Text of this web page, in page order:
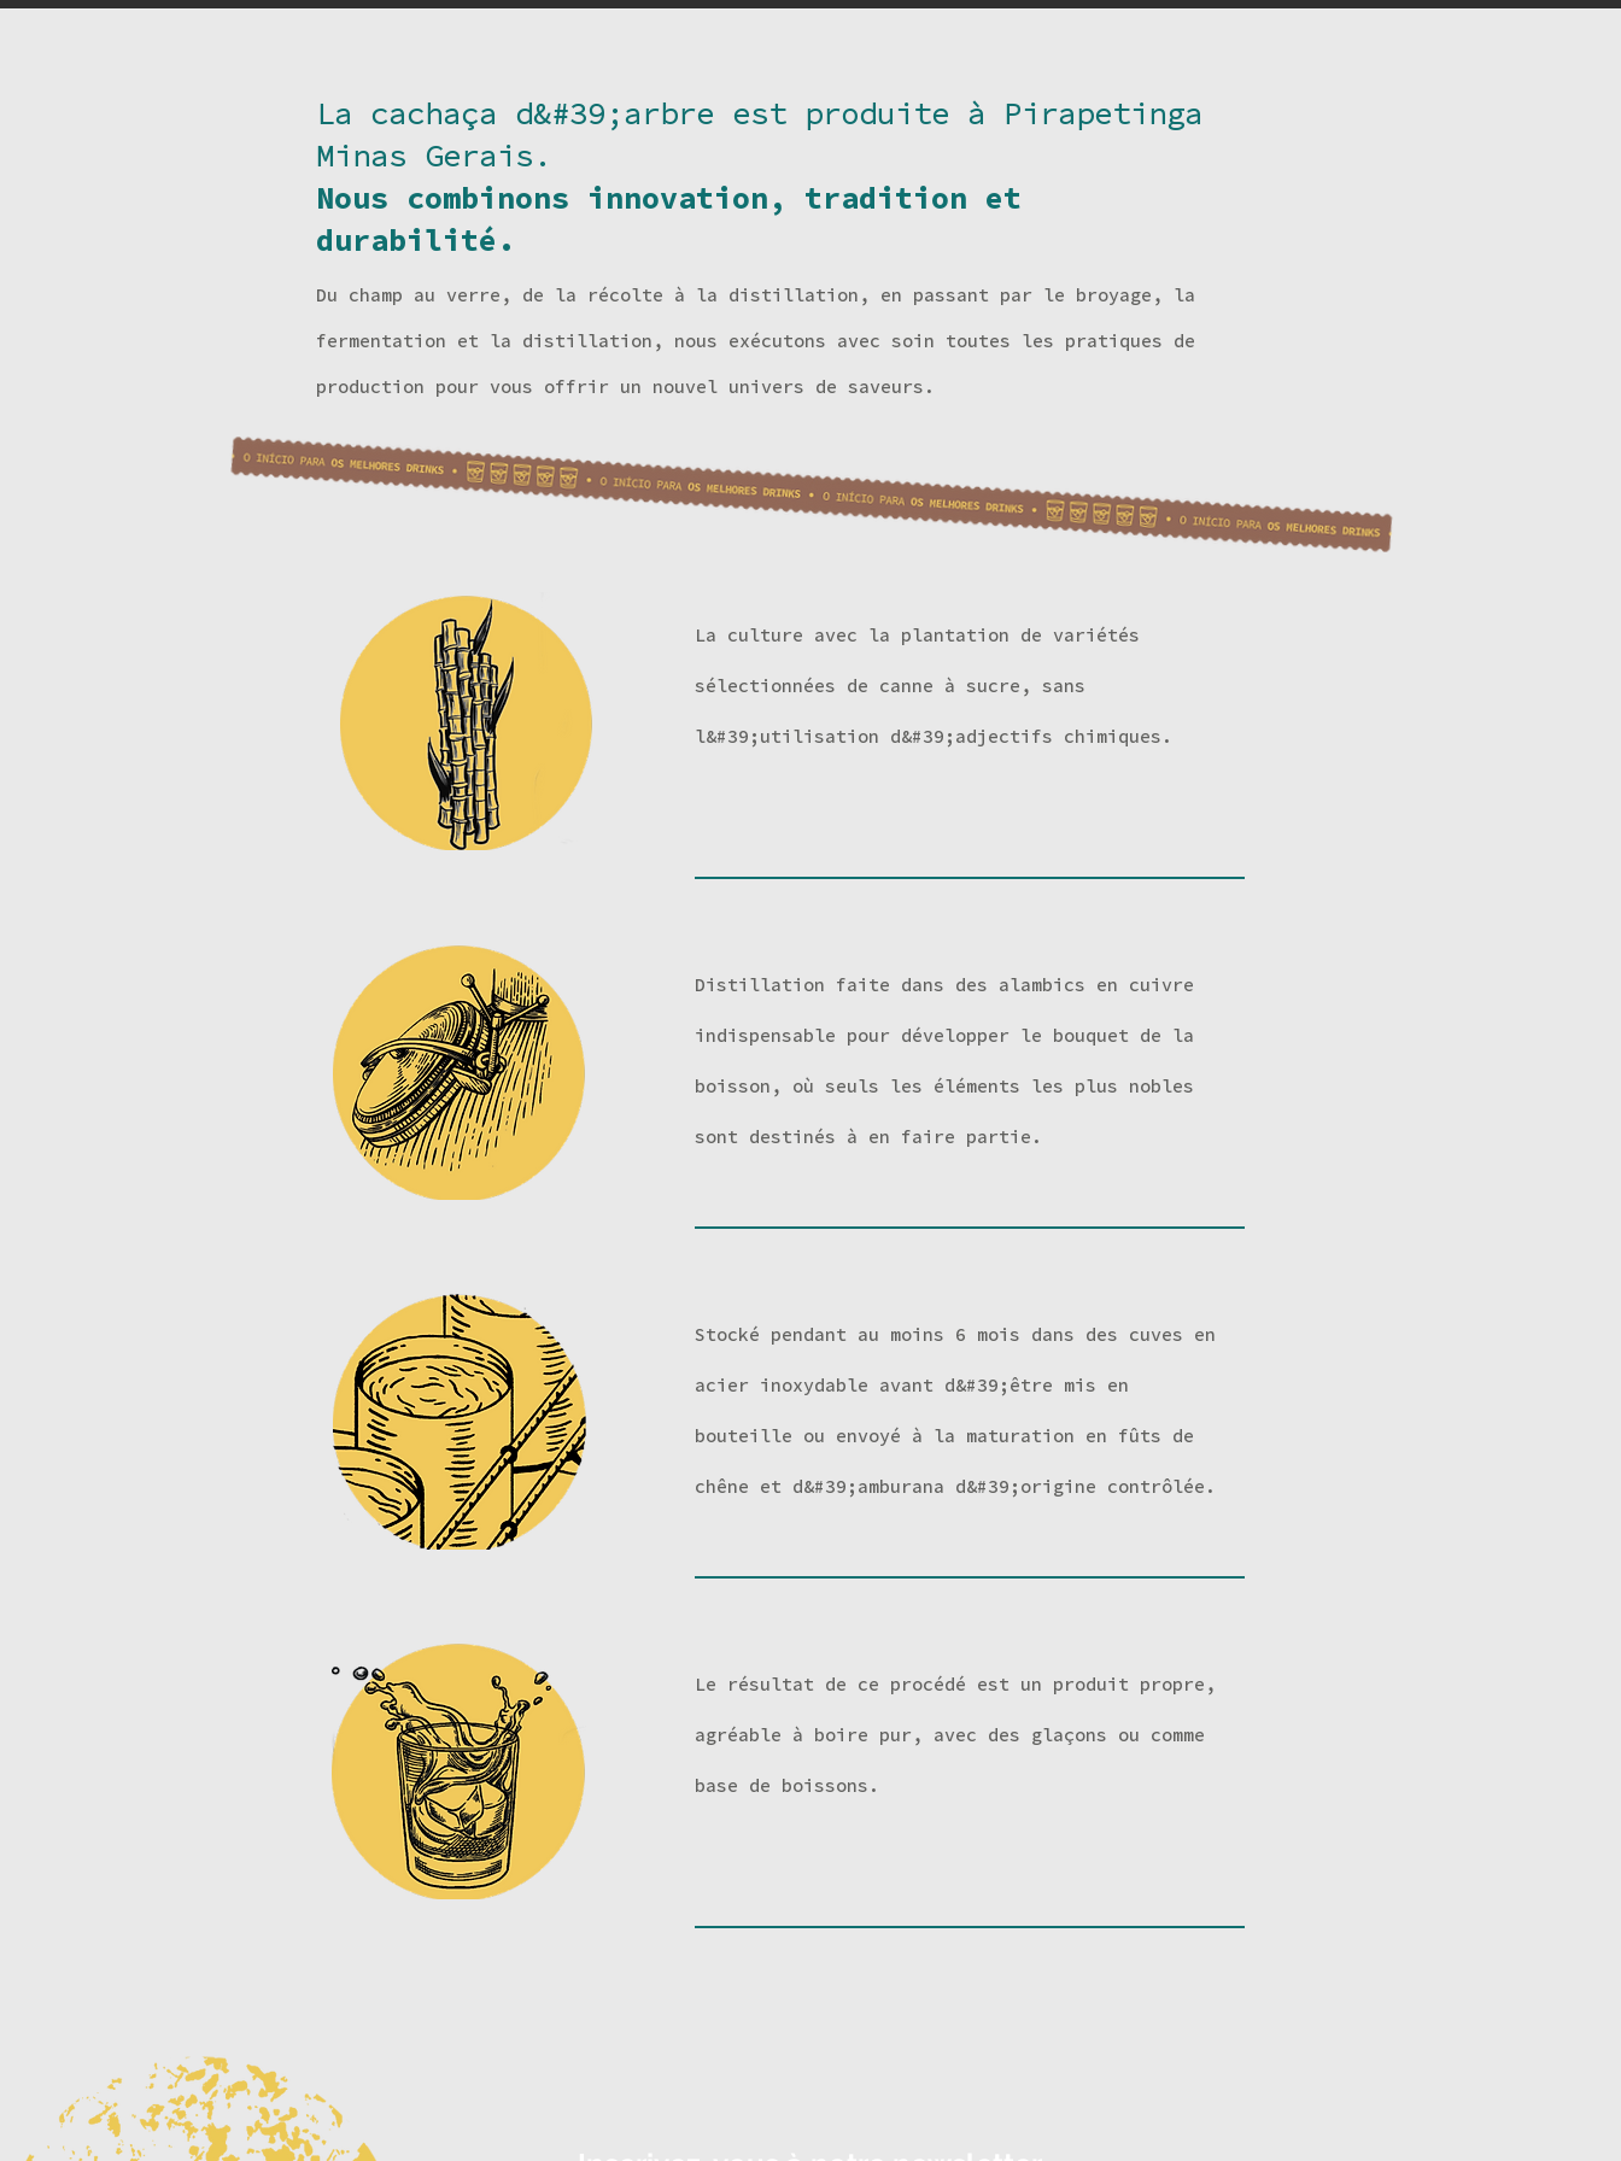
La cachaça d&#39;arbre est produite à Pirapetinga
Minas Gerais.
Nous combinons innovation, tradition et
durabilité.
La culture avec la plantation de variétés
sélectionnées de canne à sucre, sans
l&#39;utilisation d&#39;adjectifs chimiques.
Distillation faite dans des alambics en cuivre
indispensable pour développer le bouquet de la
boisson, où seuls les éléments les plus nobles
sont destinés à en faire partie.
Stocké pendant au moins 6 mois dans des cuves en
acier inoxydable avant d&#39;être mis en
bouteille ou envoyé à la maturation en fûts de
chêne et d&#39;amburana d&#39;origine contrôlée.
Le résultat de ce procédé est un produit propre,
agréable à boire pur, avec des glaçons ou comme
base de boissons.
Du champ au verre, de la récolte à la distillation, en passant par le broyage, la
fermentation et la distillation, nous exécutons avec soin toutes les pratiques de
production pour vous offrir un nouvel univers de saveurs.